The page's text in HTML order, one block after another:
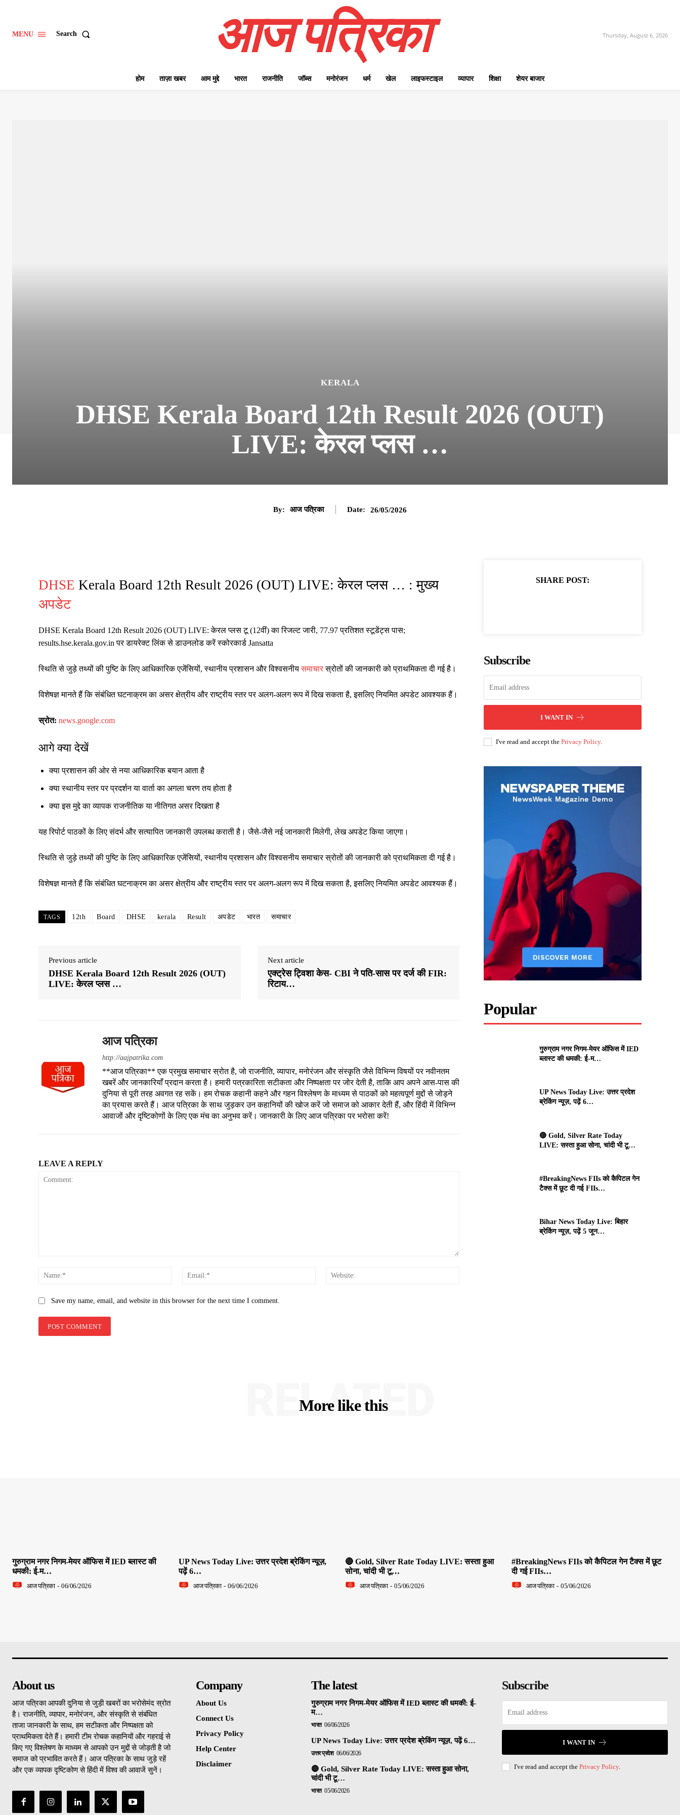
MENU Search आज पत्रिका Thursday, August 6, 2026
होम ताज़ा खबर आम मुद्दे भारत राजनीति जॉब्स मनोरंजन धर्म खेल लाइफस्टाइल व्यापार शिक्षा शेयर बाजार
KERALA
DHSE Kerala Board 12th Result 2026 (OUT)
LIVE: केरल प्लस …
By: आज पत्रिका Date: 26/05/2026
DHSE Kerala Board 12th Result 2026 (OUT) LIVE: केरल प्लस … : मुख्य
अपडेट
DHSE Kerala Board 12th Result 2026 (OUT) LIVE: केरल प्लस टू (12वीं) का रिजल्ट जारी, 77.97 प्रतिशत स्टूडेंट्स पास;
results.hse.kerala.gov.in पर डायरेक्ट लिंक से डाउनलोड करें स्कोरकार्ड Jansatta
स्थिति से जुड़े तथ्यों की पुष्टि के लिए आधिकारिक एजेंसियों, स्थानीय प्रशासन और विश्वसनीयसमाचारस्रोतों की जानकारी को प्राथमिकता दी गई है।
विशेषज्ञ मानते हैं कि संबंधित घटनाक्रम का असर क्षेत्रीय और राष्ट्रीय स्तर पर अलग-अलग रूप में दिख सकता है, इसलिए नियमित अपडेट आवश्यक हैं।
स्रोत: news.google.com
आगे क्या देखें
क्या प्रशासन की ओर से नया आधिकारिक बयान आता है
क्या स्थानीय स्तर पर प्रदर्शन या वार्ता का अगला चरण तय होता है
क्या इस मुद्दे का व्यापक राजनीतिक या नीतिगत असर दिखता है
यह रिपोर्ट पाठकों के लिए संदर्भ और सत्यापित जानकारी उपलब्ध कराती है। जैसे-जैसे नई जानकारी मिलेगी, लेख अपडेट किया जाएगा।
स्थिति से जुड़े तथ्यों की पुष्टि के लिए आधिकारिक एजेंसियों, स्थानीय प्रशासन और विश्वसनीय समाचार स्रोतों की जानकारी को प्राथमिकता दी गई है।
विशेषज्ञ मानते हैं कि संबंधित घटनाक्रम का असर क्षेत्रीय और राष्ट्रीय स्तर पर अलग-अलग रूप में दिख सकता है, इसलिए नियमित अपडेट आवश्यक हैं।
TAGS 12th Board DHSE kerala Result अपडेट भारत समाचार
Previous article
DHSE Kerala Board 12th Result 2026 (OUT)
LIVE: केरल प्लस …
Next article
एक्ट्रेस ट्विशा केस- CBI ने पति-सास पर दर्ज की FIR:
रिटाय…
आज पत्रिका
http://aajpatrika.com
**आज पत्रिका** एक प्रमुख समाचार स्रोत है, जो राजनीति, व्यापार, मनोरंजन और संस्कृति जैसे विभिन्न विषयों पर नवीनतम
खबरें और जानकारियाँ प्रदान करता है। हमारी पत्रकारिता सटीकता और निष्पक्षता पर जोर देती है, ताकि आप अपने आस-पास की
दुनिया से पूरी तरह अवगत रह सकें। हम रोचक कहानी कहने और गहन विश्लेषण के माध्यम से पाठकों को महत्वपूर्ण मुद्दों से जोड़ने
का प्रयास करते हैं। आज पत्रिका के साथ जुड़कर उन कहानियों की खोज करें जो समाज को आकार देती हैं, और हिंदी में विभिन्न
आवाजों और दृष्टिकोणों के लिए एक मंच का अनुभव करें। जानकारी के लिए आज पत्रिका पर भरोसा करें!
LEAVE A REPLY
Name:*
Email:*
Save my name, email, and website in this browser for the next time I comment.
SHARE POST:
Subscribe
I WANT IN
I've read and accept thePrivacy Policy.
Popular
गुरुग्राम नगर निगम-मेयर ऑफिस में IED
ब्लास्ट की धमकी: ई-म…
UP News Today Live: उत्तर प्रदेश
ब्रेकिंग न्यूज़, पढ़ें 6…
🔴 Gold, Silver Rate Today
LIVE: सस्ता हुआ सोना, चांदी भी टू…
#BreakingNews FIIs को कैपिटल गेन
टैक्स में छूट दी गई FIIs…
Bihar News Today Live: बिहार
ब्रेकिंग न्यूज़, पढ़ें 5 जून…
More like this
RELATED
गुरुग्राम नगर निगम-मेयर ऑफिस में IED ब्लास्ट की
धमकी: ई-म…
आज पत्रिका - 06/06/2026
UP News Today Live: उत्तर प्रदेश ब्रेकिंग न्यूज़,
पढ़ें 6…
आज पत्रिका - 06/06/2026
🔴 Gold, Silver Rate Today LIVE: सस्ता हुआ
सोना, चांदी भी टू…
आज पत्रिका - 05/06/2026
#BreakingNews FIIs को कैपिटल गेन टैक्स में छूट
दी गई FIIs…
आज पत्रिका - 05/06/2026
About us
आज पत्रिका आपकी दुनिया से जुड़ी खबरों का भरोसेमंद स्रोत
है। राजनीति, व्यापार, मनोरंजन, और संस्कृति से संबंधित
ताजा जानकारी के साथ, हम सटीकता और निष्पक्षता को
प्राथमिकता देते हैं। हमारी टीम रोचक कहानियों और गहराई से
किए गए विश्लेषण के माध्यम से आपको उन मुद्दों से जोड़ती है जो
समाज को प्रभावित करते हैं। आज पत्रिका के साथ जुड़े रहें
और एक व्यापक दृष्टिकोण से हिंदी में विश्व की आवाजें सुनें।
Company
About Us
Connect Us
Privacy Policy
Help Center
Disclaimer
The latest
गुरुग्राम नगर निगम-मेयर ऑफिस में IED ब्लास्ट की धमकी: ई-
म…
भारत 06/06/2026
UP News Today Live: उत्तर प्रदेश ब्रेकिंग न्यूज़, पढ़ें 6…
उत्तर प्रदेश 06/06/2026
🔴 Gold, Silver Rate Today LIVE: सस्ता हुआ सोना,
चांदी भी टू…
भारत 05/06/2026
Subscribe
I WANT IN
I've read and accept the Privacy Policy.